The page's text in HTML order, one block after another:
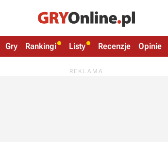
Gry Rankingi Listy Recenzje Opinie